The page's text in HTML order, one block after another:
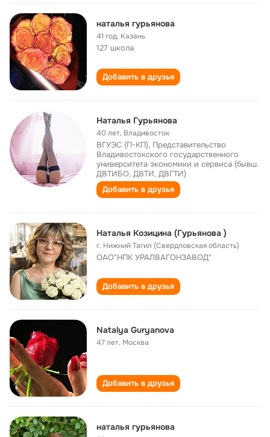
наталья гурьянова
41 год, Казань
127 школа
Добавить в друзья
Наталья Гурьянова
40 лет, Владивосток
ВГУЭС (П-КП), Представительство
Владивостокского государственного
университета экономики и сервиса (бывш.
ДВТИБО, ДВТИ, ДВГТИ)
Добавить в друзья
Наталья Козицина (Гурьянова )
г. Нижний Тагил (Свердловская область)
ОАО"НПК УРАЛВАГОНЗАВОД"
Добавить в друзья
Natalya Guryanova
47 лет, Москва
Добавить в друзья
наталья гурьянова